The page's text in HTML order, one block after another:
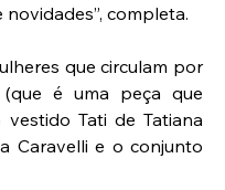
completa.
que circulam por
é uma peça que
Tati de Tatiana
Caravelli e o conjunto